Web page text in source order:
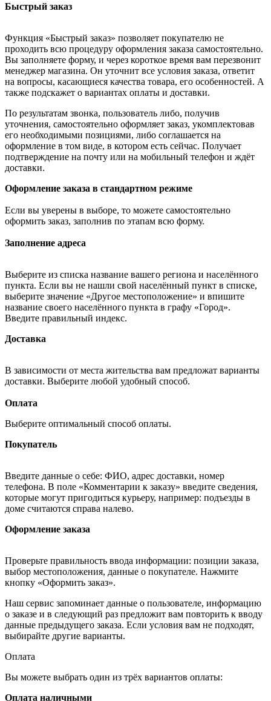
Быстрый заказ
Функция «Быстрый заказ» позволяет покупателю не
проходить всю процедуру оформления заказа самостоятельно.
Вы заполняете форму, и через короткое время вам перезвонит
менеджер магазина. Он уточнит все условия заказа, ответит
на вопросы, касающиеся качества товара, его особенностей. А
также подскажет о вариантах оплаты и доставки.
По результатам звонка, пользователь либо, получив
уточнения, самостоятельно оформляет заказ, укомплектовав
его необходимыми позициями, либо соглашается на
оформление в том виде, в котором есть сейчас. Получает
подтверждение на почту или на мобильный телефон и ждёт
доставки.
Оформление заказа в стандартном режиме
Если вы уверены в выборе, то можете самостоятельно
оформить заказ, заполнив по этапам всю форму.
Заполнение адреса
Выберите из списка название вашего региона и населённого
пункта. Если вы не нашли свой населённый пункт в списке,
выберите значение «Другое местоположение» и впишите
название своего населённого пункта в графу «Город».
Введите правильный индекс.
Доставка
В зависимости от места жительства вам предложат варианты
доставки. Выберите любой удобный способ.
Оплата
Выберите оптимальный способ оплаты.
Покупатель
Введите данные о себе: ФИО, адрес доставки, номер
телефона. В поле «Комментарии к заказу» введите сведения,
которые могут пригодиться курьеру, например: подъезды в
доме считаются справа налево.
Оформление заказа
Проверьте правильность ввода информации: позиции заказа,
выбор местоположения, данные о покупателе. Нажмите
кнопку «Оформить заказ».
Наш сервис запоминает данные о пользователе, информацию
о заказе и в следующий раз предложит вам повторить к вводу
данные предыдущего заказа. Если условия вам не подходят,
выбирайте другие варианты.
Оплата
Вы можете выбрать один из трёх вариантов оплаты:
Оплата наличными